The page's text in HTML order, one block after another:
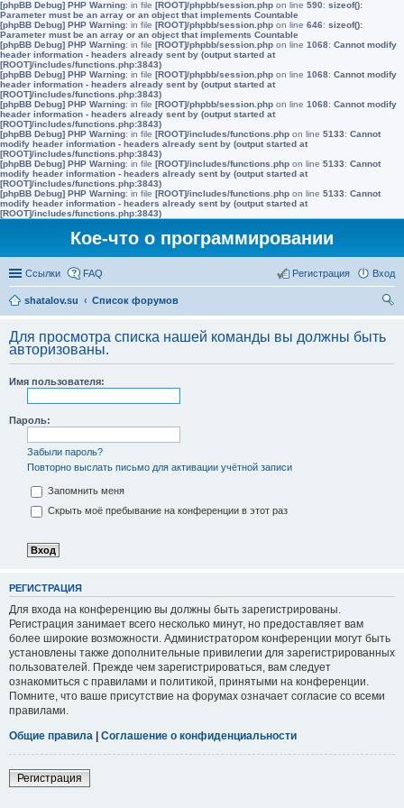
[phpBB Debug] PHP Warning: in file [ROOT]/phpbb/session.php on line 590: sizeof():
Parameter must be an array or an object that implements Countable
[phpBB Debug] PHP Warning: in file [ROOT]/phpbb/session.php on line 646: sizeof():
Parameter must be an array or an object that implements Countable
[phpBB Debug] PHP Warning: in file [ROOT]/phpbb/session.php on line 1068: Cannot modify
header information - headers already sent by (output started at
[ROOT]/includes/functions.php:3843)
[phpBB Debug] PHP Warning: in file [ROOT]/phpbb/session.php on line 1068: Cannot modify
header information - headers already sent by (output started at
[ROOT]/includes/functions.php:3843)
[phpBB Debug] PHP Warning: in file [ROOT]/phpbb/session.php on line 1068: Cannot modify
header information - headers already sent by (output started at
[ROOT]/includes/functions.php:3843)
[phpBB Debug] PHP Warning: in file [ROOT]/includes/functions.php on line 5133: Cannot
modify header information - headers already sent by (output started at
[ROOT]/includes/functions.php:3843)
[phpBB Debug] PHP Warning: in file [ROOT]/includes/functions.php on line 5133: Cannot
modify header information - headers already sent by (output started at
[ROOT]/includes/functions.php:3843)
[phpBB Debug] PHP Warning: in file [ROOT]/includes/functions.php on line 5133: Cannot
modify header information - headers already sent by (output started at
[ROOT]/includes/functions.php:3843)
Кое-что о программировании
Ссылки FAQ Вход
Регистрация
shatalov.su
Список форумов
ск
Для просмотра списка нашей команды вы должны быть
авторизованы.
Имя пользователя:
Пароль:
Забыли пароль?
Повторно выслать письмо для активации учётной записи
Запомнить меня
Скрыть моё пребывание на конференции в этот раз
РЕГИСТРАЦИЯ
Для входа на конференцию вы должны быть зарегистрированы.
Регистрация занимает всего несколько минут, но предоставляет вам
более широкие возможности. Администратором конференции могут быть
установлены также дополнительные привилегии для зарегистрированных
пользователей. Прежде чем зарегистрироваться, вам следует
ознакомиться с правилами и политикой, принятыми на конференции.
Помните, что ваше присутствие на форумах означает согласие со всеми
правилами.
Общие правила | Соглашение о конфиденциальности
Регистрация